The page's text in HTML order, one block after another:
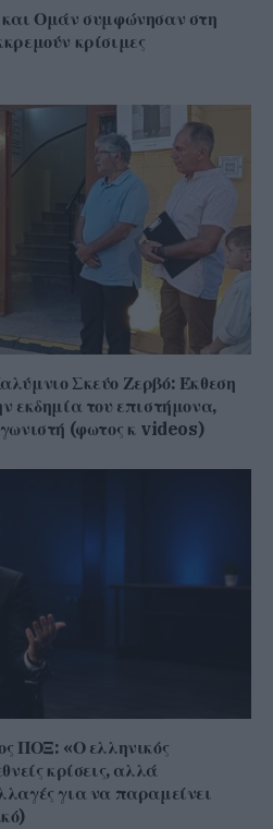
Ομάν συμφώνησαν στη
κρίσιμες
Σκεύο Ζερβό: Έκθεση
εκδημία του επιστήμονα,
(φωτος κ videos)
ΠΟΞ: «Ο ελληνικός
κρίσεις, αλλά
για να παραμείνει